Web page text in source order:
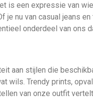
is een expressie van
je nu van casual jeans
onderdeel van ons
aan stijlen die
wils. Trendy prints,
van onze outfit